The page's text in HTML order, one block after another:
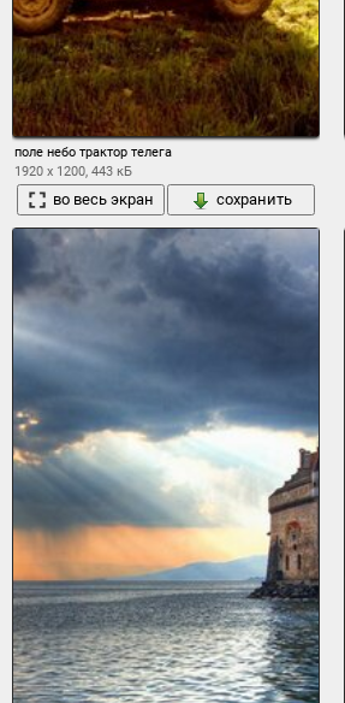
поле небо трактор телега
1920 x 1200, 443 кБ
во весь экран сохранить